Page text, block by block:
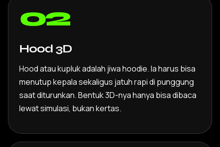
02
Hood 3D
Hood atau kupluk adalah jiwa hoodie. Ia harus bisa
menutup kepala sekaligus jatuh rapi di punggung
saat diturunkan. Bentuk 3D-nya hanya bisa dibaca
lewat simulasi, bukan kertas.